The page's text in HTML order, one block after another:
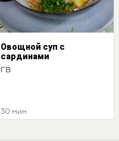
Овощной суп с
сардинами
ГВ
30 мин